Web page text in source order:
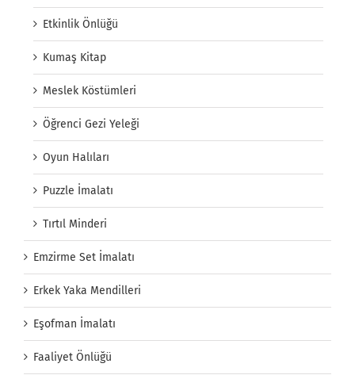
Etkinlik Önlüğü
Kumaş Kitap
Meslek Köstümleri
Öğrenci Gezi Yeleği
Oyun Halıları
Puzzle İmalatı
Tırtıl Minderi
Emzirme Set İmalatı
Erkek Yaka Mendilleri
Eşofman İmalatı
Faaliyet Önlüğü